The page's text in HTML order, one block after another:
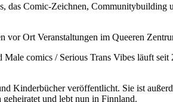
Comic-Zeichnen, Communitybuilding
vor Ort Veranstaltungen im Queeren
comics / Serious Trans Vibes läuft
veröffentlicht. Sie ist
und lebt nun in Finnland.